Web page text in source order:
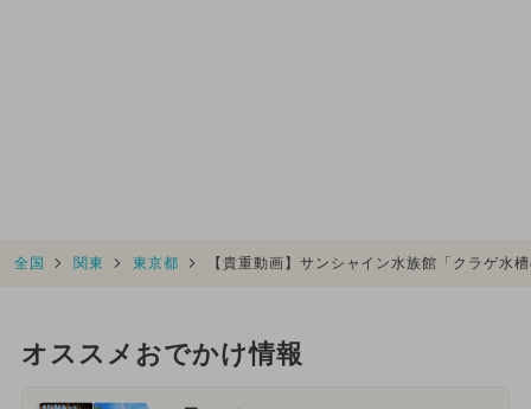
全国 関東 東京都 【貴重動画】サンシャイン水族館「クラゲ水
オススメおでかけ情報